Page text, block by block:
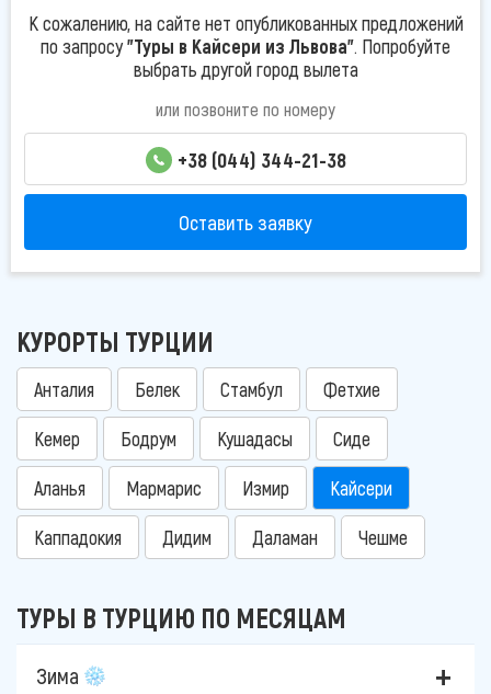
К сожалению, на сайте нет опубликованных предложений
по запросу"Туры в Кайсери из Львова". Попробуйте
выбрать другой город вылета
или позвоните по номеру
+38 (044) 344-21-38
Оставить заявку
КУРОРТЫ ТУРЦИИ
Анталия Белек Стамбул Фетхие
Кемер Бодрум Кушадасы Сиде
Аланья Мармарис Измир Кайсери
Каппадокия Дидим Даламан Чешме
ТУРЫ В ТУРЦИЮ ПО МЕСЯЦАМ
Зима